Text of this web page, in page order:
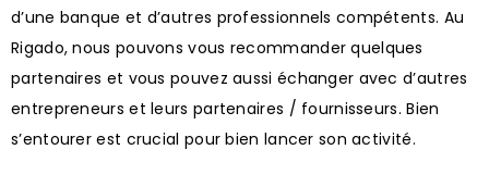
d’une banque et d’autres professionnels compétents. Au
Rigado, nous pouvons vous recommander quelques
partenaires et vous pouvez aussi échanger avec d’autres
entrepreneurs et leurs partenaires / fournisseurs. Bien
s’entourer est crucial pour bien lancer son activité.